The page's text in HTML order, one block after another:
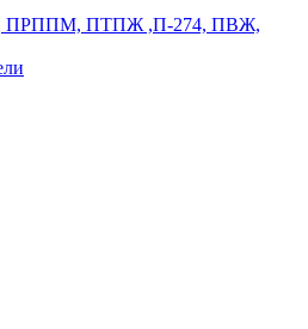
ПРППМ, ПТПЖ ,П-274, ПВЖ,